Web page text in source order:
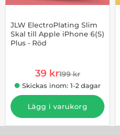
JLW ElectroPlating Slim
Skal till Apple iPhone 6(S)
Plus - Röd
rea pris
39 krtidigare pris
199 kr
Skickas inom: 1-2 dagar
Lägg i varukorg